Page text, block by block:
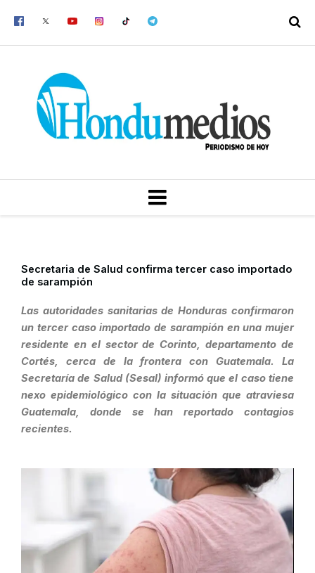
MENU
Secretaria de Salud confirma tercer caso importado
de sarampión
Las autoridades sanitarias de Honduras confirmaron
un tercer caso importado de sarampión en una mujer
residente en el sector de Corinto, departamento de
Cortés, cerca de la frontera con Guatemala. La
Secretaría de Salud (Sesal) informó que el caso tiene
nexo epidemiológico con la situación que atraviesa
Guatemala, donde se han reportado contagios
recientes.